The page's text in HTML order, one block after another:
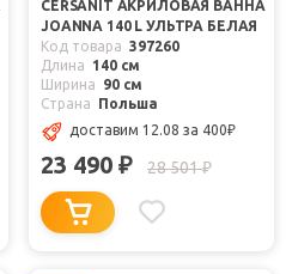
CERSANIT АКРИЛОВАЯ ВАННА
JOANNA 140 L УЛЬТРА БЕЛАЯ
Код товара 397260
Длина
140 см
Ширина
90 см
Страна
Польша
доставим 12.08 за 400₽
23 490 ₽ 28 501₽